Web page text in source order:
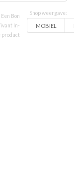
Een Bon
In-
product
Shop weergave:
MOBIEL